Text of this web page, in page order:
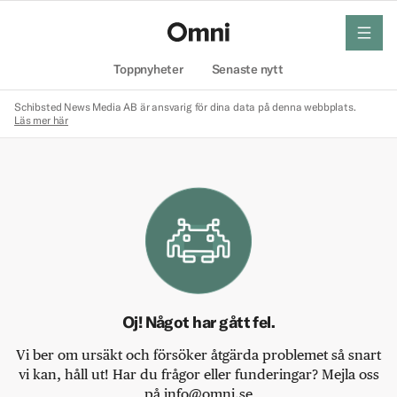
Toppnyheter Senaste nytt
meny
Schibsted News Media AB är ansvarig för dina data på denna webbplats.
Läs mer här
Oj! Något har gått fel.
Vi ber om ursäkt och försöker åtgärda problemet så snart
vi kan, håll ut! Har du frågor eller funderingar? Mejla oss